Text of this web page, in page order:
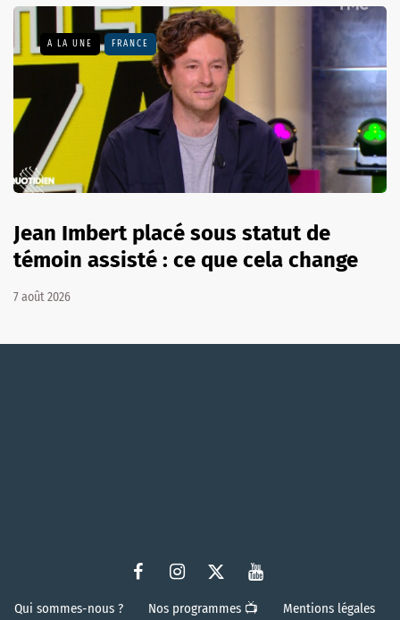
A LA UNE FRANCE
Jean Imbert placé sous statut de
témoin assisté : ce que cela change
7 août 2026
Qui sommes-nous ? Nos programmes 📺 Mentions légales